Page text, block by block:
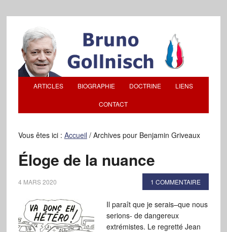
ARTICLES BIOGRAPHIE DOCTRINE LIENS
CONTACT
Vous êtes ici : Accueil /Archives pour Benjamin Griveaux
Éloge de la nuance
4 MARS 2020 1 COMMENTAIRE
Il paraît que je serais–que nous
serions- de dangereux
extrémistes. Le regretté Jean